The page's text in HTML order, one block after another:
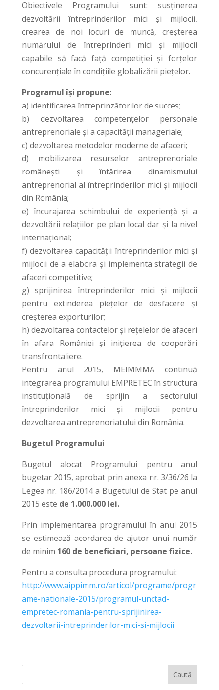
Obiectivele Programului sunt: susţinerea
dezvoltării întreprinderilor mici şi mijlocii,
crearea de noi locuri de muncă, creşterea
numărului de întreprinderi mici şi mijlocii
capabile să facă faţă competiţiei şi forţelor
concurenţiale în condiţiile globalizării pieţelor.
Programul îşi propune:
a) identificarea întreprinzătorilor de succes;
b) dezvoltarea competenţelor personale
antreprenoriale şi a capacităţii manageriale;
c) dezvoltarea metodelor moderne de afaceri;
d) mobilizarea resurselor antreprenoriale
româneşti şi întărirea dinamismului
antreprenorial al întreprinderilor mici şi mijlocii
din România;
e) încurajarea schimbului de experienţă şi a
dezvoltării relaţiilor pe plan local dar şi la nivel
internaţional;
f) dezvoltarea capacităţii întreprinderilor mici şi
mijlocii de a elabora şi implementa strategii de
afaceri competitive;
g) sprijinirea întreprinderilor mici şi mijlocii
pentru extinderea pieţelor de desfacere şi
creşterea exporturilor;
h) dezvoltarea contactelor şi reţelelor de afaceri
în afara României şi iniţierea de cooperări
transfrontaliere.
Pentru anul 2015, MEIMMMA continuă
integrarea programului EMPRETEC în structura
instituţională de sprijin a sectorului
întreprinderilor mici şi mijlocii pentru
dezvoltarea antreprenoriatului din România.
Bugetul Programului
Bugetul alocat Programului pentru anul
bugetar 2015, aprobat prin anexa nr. 3/36/26 la
Legea nr. 186/2014 a Bugetului de Stat pe anul
2015 este de 1.000.000 lei.
Prin implementarea programului în anul 2015
se estimează acordarea de ajutor unui număr
de minim 160 de beneficiari, persoane fizice.
Pentru a consulta procedura programului:
http://www.aippimm.ro/articol/programe/progr
ame-nationale-2015/programul-unctad-
empretec-romania-pentru-sprijinirea-
dezvoltarii-intreprinderilor-mici-si-mijlocii
Caută